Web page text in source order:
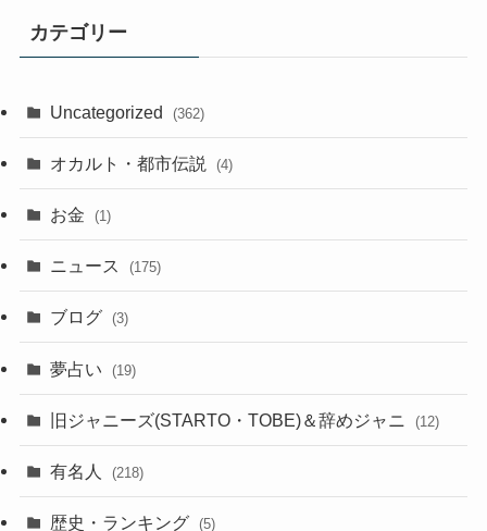
カテゴリー
Uncategorized (362)
オカルト・都市伝説 (4)
お金 (1)
ニュース (175)
ブログ (3)
夢占い (19)
旧ジャニーズ(STARTO・TOBE)＆辞めジャニ (12)
有名人 (218)
歴史・ランキング (5)